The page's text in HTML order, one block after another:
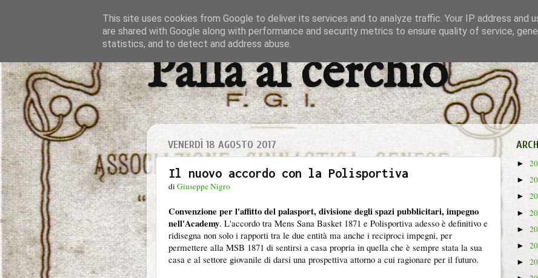
Palla al cerchio
VENERDÌ 18 AGOSTO 2017
Il nuovo accordo con la Polisportiva
diGiuseppe Nigro
Convenzione per l'affitto del palasport, divisione degli spazi pubblicitari, impegno
nell'Academy. L'accordo tra Mens Sana Basket 1871 e Polisportiva adesso è definitivo e
ridisegna non solo i rapporti tra le due entità ma anche i reciproci impegni, per
permettere alla MSB 1871 di sentirsi a casa propria in quella che è sempre stata la sua
casa e al settore giovanile di darsi una prospettiva attorno a cui ragionare per il futuro.
►
►
►
►
►
►
►
This site uses cookies from Google to deliver its services and to analyze traffic. Your IP address and
are shared with Google along with performance and security metrics to ensure quality of service,
statistics, and to detect and address abuse.